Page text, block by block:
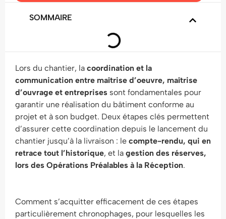
SOMMAIRE
Lors du chantier, la coordination et la
communication entre maîtrise d’oeuvre, maîtrise
d’ouvrage et entreprises sont fondamentales pour
garantir une réalisation du bâtiment conforme au
projet et à son budget. Deux étapes clés permettent
d’assurer cette coordination depuis le lancement du
chantier jusqu’à la livraison : le compte-rendu, qui en
retrace tout l’historique, et la gestion des réserves,
lors des Opérations Préalables à la Réception.
Comment s’acquitter efficacement de ces étapes
particulièrement chronophages, pour lesquelles les